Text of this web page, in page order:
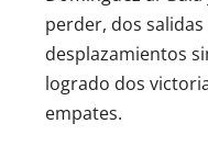
perder, dos
desplazamientos
logrado dos
empates.